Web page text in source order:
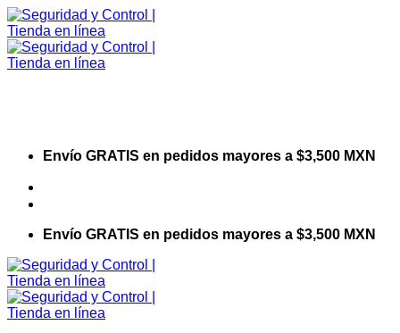
Saltar
al
contenido
Envío GRATIS en pedidos mayores a $3,500 MXN
Envío GRATIS en pedidos mayores a $3,500 MXN